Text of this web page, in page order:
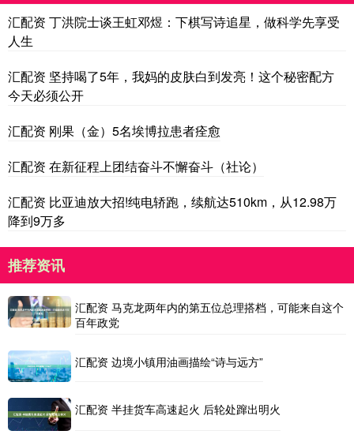
汇配资 丁洪院士谈王虹邓煜：下棋写诗追星，做科学先享受
人生
汇配资 坚持喝了5年，我妈的皮肤白到发亮！这个秘密配方
今天必须公开
汇配资 刚果（金）5名埃博拉患者痊愈
汇配资 在新征程上团结奋斗不懈奋斗（社论）
汇配资 比亚迪放大招!纯电轿跑，续航达510km，从12.98万
降到9万多
推荐资讯
汇配资 马克龙两年内的第五位总理搭档，可能来自这个
百年政党
汇配资 边境小镇用油画描绘“诗与远方”
汇配资 半挂货车高速起火 后轮处蹿出明火